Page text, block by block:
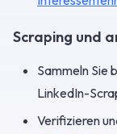
Scraping und
Sammeln Sie
LinkedIn-
Verifizieren